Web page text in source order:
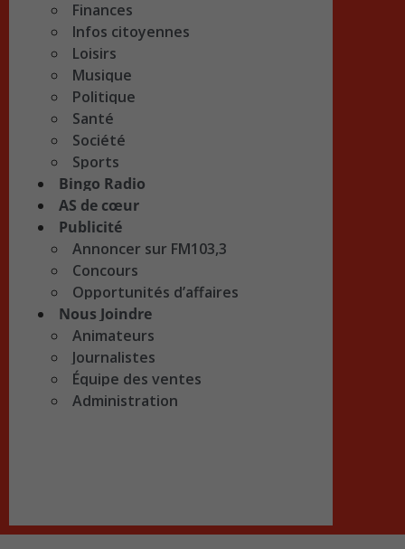
Finances
Infos citoyennes
Loisirs
Musique
Politique
Santé
Société
Sports
Bingo Radio
AS de cœur
Publicité
Annoncer sur FM103,3
Concours
Opportunités d’affaires
Nous Joindre
Animateurs
Journalistes
Équipe des ventes
Administration